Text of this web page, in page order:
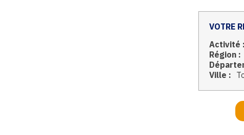
VOTRE
Activité :
Région :
Ville :